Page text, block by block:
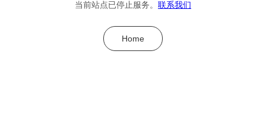
当前站点已停止服务。 联系我们
Home